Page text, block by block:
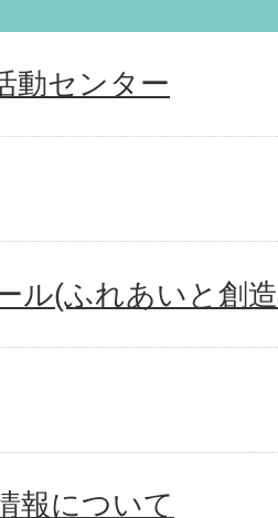
動センター
ル(ふれあいと創
報について